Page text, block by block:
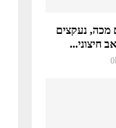
מכה, נעקצים
חיצוני...
0